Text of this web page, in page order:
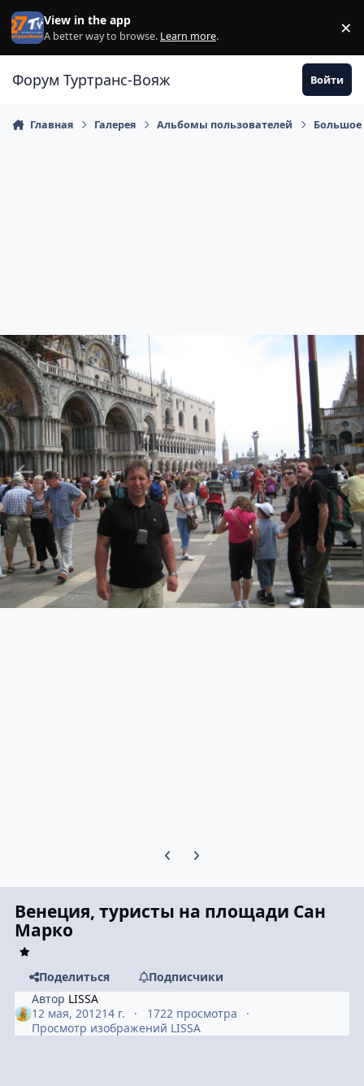
Перейти к содержанию
View in the app
A better way to browse. Learn more. ×
Форум Туртранс-Вояж Войти
Главная Галерея Альбомы пользователей Большое
Предыдущий слайд карусели
Следующий слайд карусели
Венеция, туристы на площади Сан
Марко
Поделиться
Подписчики
Автор LISSA
12 мая, 201214 г.
1722 просмотра
Просмотр изображений LISSA